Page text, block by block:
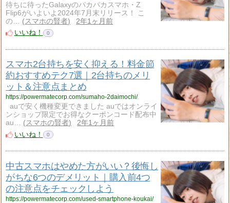
待ちに待ったGalaxyのパカパカスマホ・Z
Flip6がいよいよ2024年7月末リリース！ こ
の…
スマホの賢者
2年1ヶ月前
いいね！
0
スマホ2台持ちを安く抑える！料金節
約おすすめテク7選｜2台持ちのメリ
ット＆注意点まとめ
https://powermatecorp.com/sumaho-2daimochi/
auで安く機種変更できました auではオンライ
ンショップ限定でお得なクーポンコード配布中
au…
スマホの賢者
2年1ヶ月前
いいね！
0
中古スマホはやめた方がいい？後悔し
がちな6つのデメリット｜購入前4つ
の注意点をチェックしよう
https://powermatecorp.com/used-smartphone-koukai/